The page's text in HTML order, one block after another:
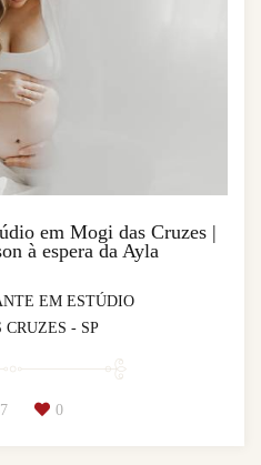
em Mogi das Cruzes |
à espera da Ayla
EM ESTÚDIO
CRUZES - SP
0